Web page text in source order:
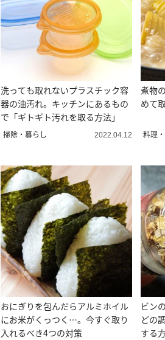
洗っても取れないプラスチック容
器の油汚れ。キッチンにあるもの
で「ギトギト汚れを取る方法」
掃除・暮らし 2022.04.12
煮物
めて
料理
おにぎりを包んだらアルミホイル
にお米がくっつく…。今すぐ取り
入れるべき4つの対策
ビン
どの
する